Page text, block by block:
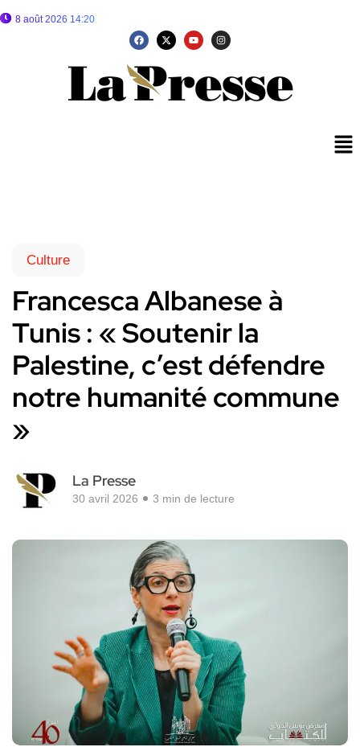
8 août 2026 14:20
Culture
Francesca Albanese à
Tunis : « Soutenir la
Palestine, c’est défendre
notre humanité commune
»
La Presse
30 avril 2026 3 min de lecture